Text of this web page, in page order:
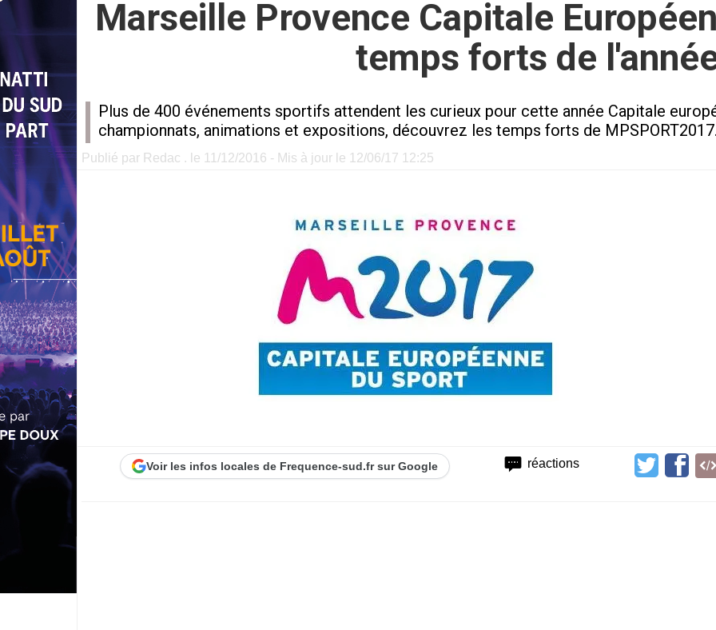
Marseille Provence Capitale
temps forts de
Plus de 400 événements sportifs attendent les curieux pour cette année Capitale
championnats, animations et expositions, découvrez les temps forts de MPSPORT2017.
Publié par Redac . le 11/12/2016 - Mis à jour le 12/06/17 12:25
réactions
Voir les infos locales de Frequence-sud.fr sur Google